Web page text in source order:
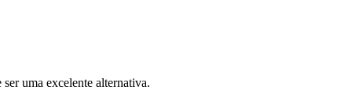
uma excelente alternativa.